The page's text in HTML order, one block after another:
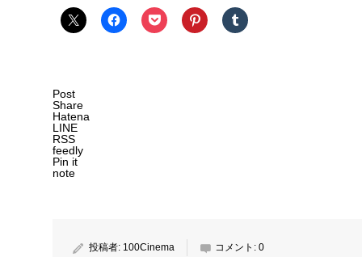
Post
Share
Hatena
LINE
RSS
feedly
Pin it
note
投稿者: 100Cinema コメント: 0